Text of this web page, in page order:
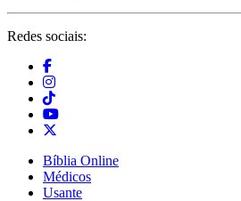
Redes sociais:
Bíblia Online
Médicos
Usante